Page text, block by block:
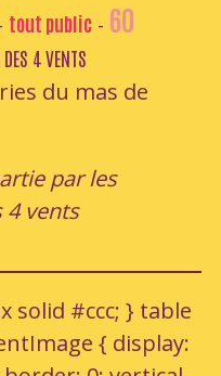
tout public- 60
DES 4 VENTS
du mas de
par les
4 vents
solid #ccc; } table
{ display: